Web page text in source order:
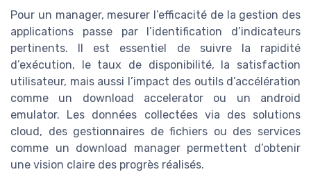
Pour un manager, mesurer l’efficacité de la gestion des
applications passe par l’identification d’indicateurs
pertinents. Il est essentiel de suivre la rapidité
d’exécution, le taux de disponibilité, la satisfaction
utilisateur, mais aussi l’impact des outils d’accélération
comme un download accelerator ou un android
emulator. Les données collectées via des solutions
cloud, des gestionnaires de fichiers ou des services
comme un download manager permettent d’obtenir
une vision claire des progrès réalisés.